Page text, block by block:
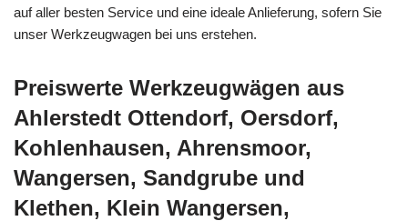
auf aller besten Service und eine ideale Anlieferung, sofern Sie
unser Werkzeugwagen bei uns erstehen.
Preiswerte Werkzeugwägen aus
Ahlerstedt Ottendorf, Oersdorf,
Kohlenhausen, Ahrensmoor,
Wangersen, Sandgrube und
Klethen, Klein Wangersen,